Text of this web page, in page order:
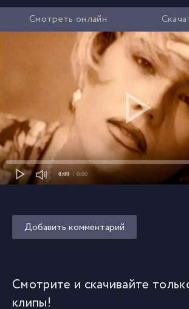
Смотреть онлайн
0:00 / 0:00
Добавить комментарий
Смотрите и скачивайте
клипы!